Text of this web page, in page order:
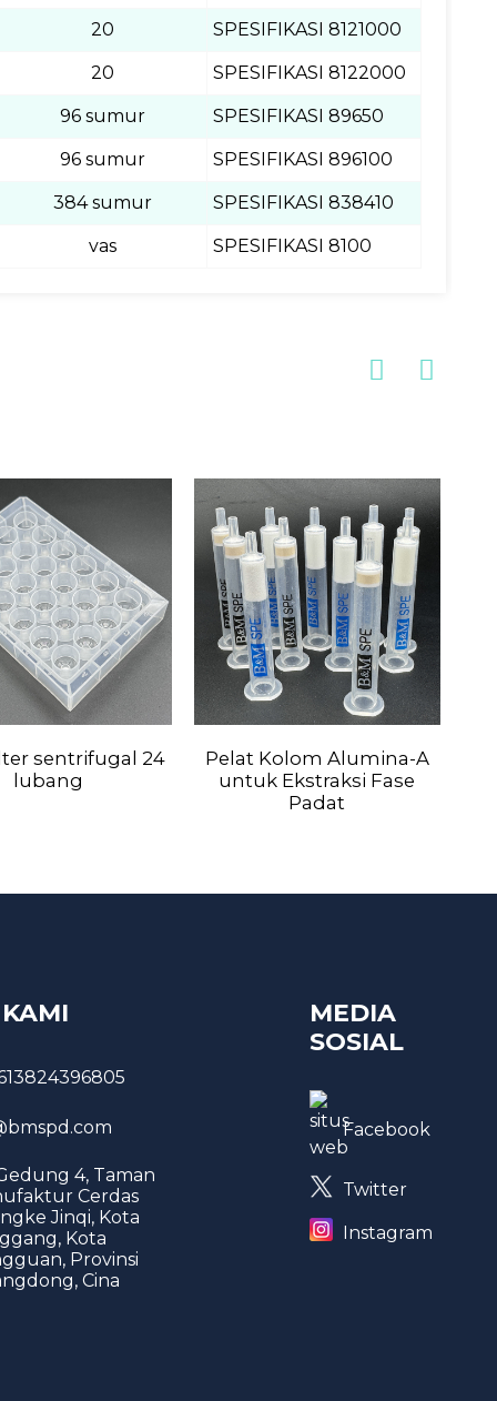
20 SPESIFIKASI 8121000
20 SPESIFIKASI 8122000
96 sumur SPESIFIKASI 89650
96 sumur SPESIFIKASI 896100
384 sumur SPESIFIKASI 838410
vas SPESIFIKASI 8100
sentrifugal 24
lubang
Pelat Kolom Alumina-A
untuk Ekstraksi Fase
Padat
4, Taman
Cerdas
Jinqi, Kota
Kota
Provinsi
Cina
MEDIA
SOSIAL
Facebook
Twitter
Instagram